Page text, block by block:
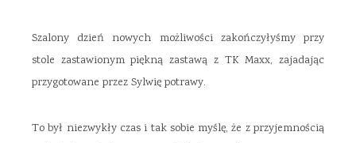
Szalony dzień nowych możliwości zakończyłyśmy przy
stole zastawionym piękną zastawą z TK Maxx, zajadając
przygotowane przez Sylwię potrawy.
To był niezwykły czas i tak sobie myślę, że z przyjemnością